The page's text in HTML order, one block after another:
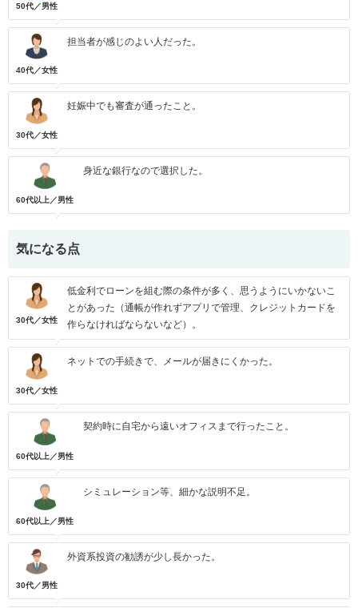
50代／男性
40代／女性
担当者が感じのよい人だった。
30代／女性
妊娠中でも審査が通ったこと。
60代以上／男性
身近な銀行なので選択した。
気になる点
30代／女性
低金利でローンを組む際の条件が多く、思うようにいかないこ
とがあった（通帳が作れずアプリで管理、クレジットカードを
作らなければならないなど）。
30代／女性
ネットでの手続きで、メールが届きにくかった。
60代以上／男性
契約時に自宅から遠いオフィスまで行ったこと。
60代以上／男性
シミュレーション等、細かな説明不足。
30代／男性
外資系投資の勧誘が少し長かった。